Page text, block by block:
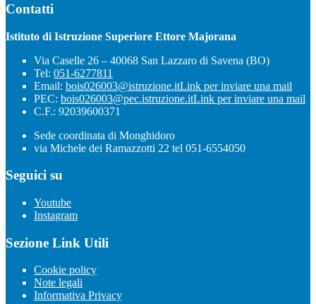
Contatti
Istituto di Istruzione Superiore Ettore Majorana
Via Caselle 26 – 40068 San Lazzaro di Savena (BO)
Tel: 051-6277811
Email: bois026003@istruzione.itLink per inviare una mail
PEC: bois026003@pec.istruzione.itLink per inviare una mail
C.F.: 92039600371
Sede coordinata di Monghidoro
via Michele dei Ramazzotti 22 tel 051-6554050
Seguici su
Youtube
Instagram
Sezione Link Utili
Cookie policy
Note legali
Informativa Privacy